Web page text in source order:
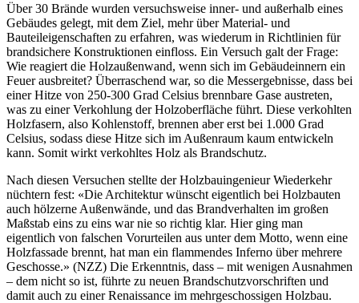
Über 30 Brände wurden versuchsweise inner- und außerhalb eines
Gebäudes gelegt, mit dem Ziel, mehr über Material- und
Bauteileigenschaften zu erfahren, was wiederum in Richtlinien für
brandsichere Konstruktionen einfloss. Ein Versuch galt der Frage:
Wie reagiert die Holzaußenwand, wenn sich im Gebäudeinnern ein
Feuer ausbreitet? Überraschend war, so die Messergebnisse, dass bei
einer Hitze von 250-300 Grad Celsius brennbare Gase austreten,
was zu einer Verkohlung der Holzoberfläche führt. Diese verkohlten
Holzfasern, also Kohlenstoff, brennen aber erst bei 1.000 Grad
Celsius, sodass diese Hitze sich im Außenraum kaum entwickeln
kann. Somit wirkt verkohltes Holz als Brandschutz.
Nach diesen Versuchen stellte der Holzbauingenieur Wiederkehr
nüchtern fest: «Die Architektur wünscht eigentlich bei Holzbauten
auch hölzerne Außenwände, und das Brandverhalten im großen
Maßstab eins zu eins war nie so richtig klar. Hier ging man
eigentlich von falschen Vorurteilen aus unter dem Motto, wenn eine
Holzfassade brennt, hat man ein flammendes Inferno über mehrere
Geschosse.» (NZZ) Die Erkenntnis, dass – mit wenigen Ausnahmen
– dem nicht so ist, führte zu neuen Brandschutzvorschriften und
damit auch zu einer Renaissance im mehrgeschossigen Holzbau.